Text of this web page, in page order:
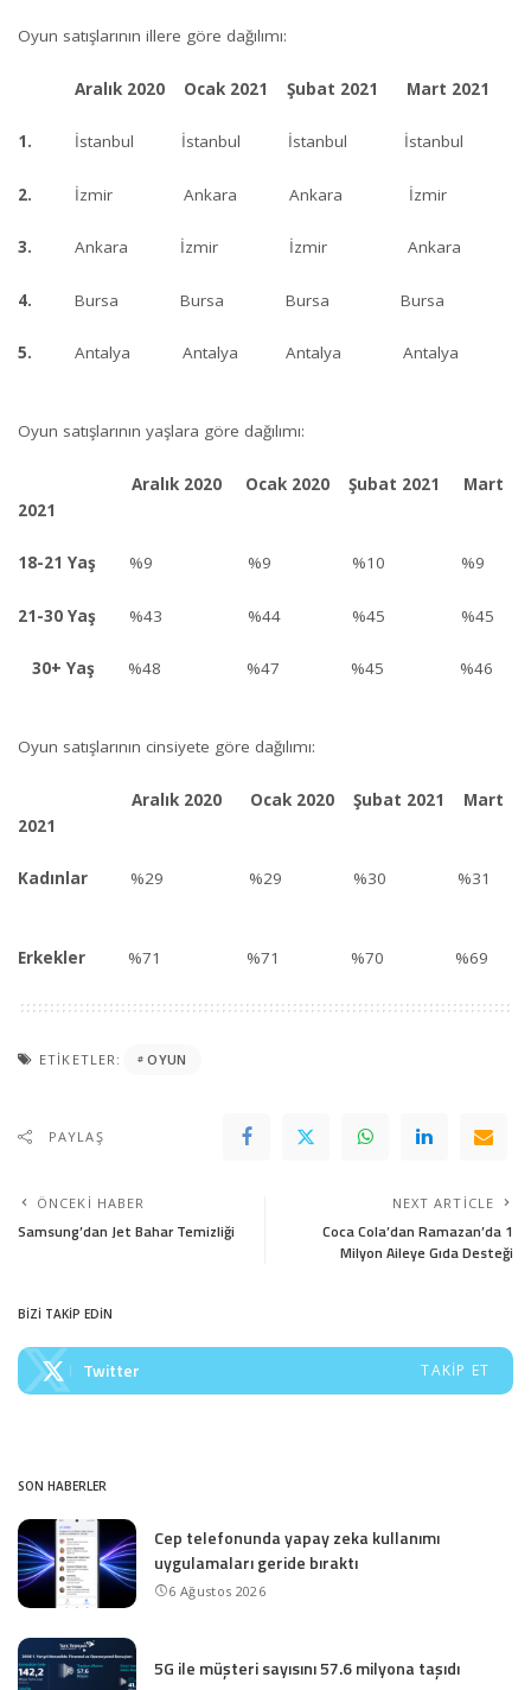
Oyun satışlarının illere göre dağılımı:
Aralık 2020 Ocak 2021 Şubat 2021 Mart 2021
1. İstanbul İstanbul İstanbul İstanbul
2. İzmir Ankara Ankara İzmir
3. Ankara İzmir İzmir Ankara
4. Bursa Bursa Bursa Bursa
5. Antalya Antalya Antalya Antalya
Oyun satışlarının yaşlara göre dağılımı:
Aralık 2020 Ocak 2020 Şubat 2021 Mart
2021
18-21 Yaş %9 %9 %10 %9
21-30 Yaş %43 %44 %45 %45
30+ Yaş %48 %47 %45 %46
Oyun satışlarının cinsiyete göre dağılımı:
Aralık 2020 Ocak 2020 Şubat 2021 Mart
2021
Kadınlar %29 %29 %30 %31
Erkekler %71 %71 %70 %69
ETIKETLER: OYUN
PAYLAŞ
ÖNCEKI HABER
Samsung’dan Jet Bahar Temizliği
NEXT ARTICLE
Coca Cola’dan Ramazan’da 1
Milyon Aileye Gıda Desteği
BİZİ TAKİP EDİN
Twitter TAKIP ET
SON HABERLER
Cep telefonunda yapay zeka kullanımı
uygulamaları geride bıraktı
6 Ağustos 2026
5G ile müşteri sayısını 57.6 milyona taşıdı